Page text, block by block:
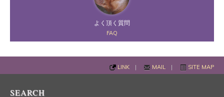
よく頂く質問
FAQ
LINK | MAIL | SITE MAP
SEARCH